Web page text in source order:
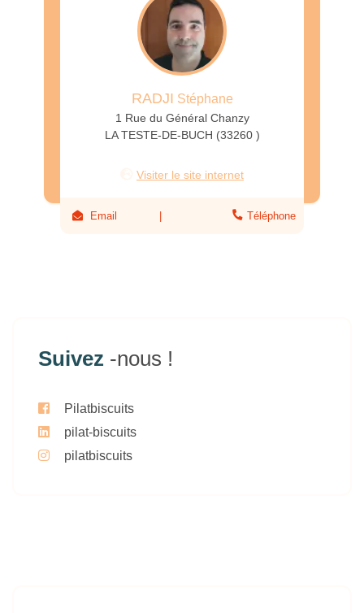
RADJI Stéphane
1 Rue du Général Chanzy
LA TESTE-DE-BUCH (33260 )
Visiter le site internet
Email Téléphone
Suivez -nous !
Pilatbiscuits
pilat-biscuits
pilatbiscuits